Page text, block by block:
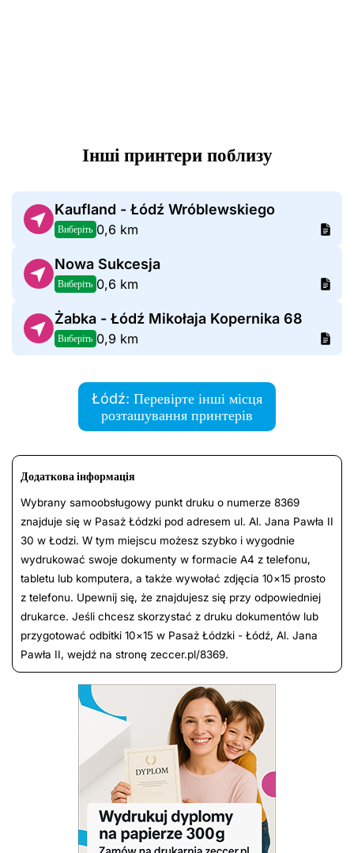
Інші принтери поблизу
Kaufland - Łódź Wróblewskiego
Виберіть 0,6 km
Nowa Sukcesja
Виберіть 0,6 km
Żabka - Łódź Mikołaja Kopernika 68
Виберіть 0,9 km
Łódź: Перевірте інші місця
розташування принтерів
Додаткова інформація
Wybrany samoobsługowy punkt druku o numerze 8369
znajduje się w Pasaż Łódzki pod adresem ul. Al. Ja­na Paw­ła II
30 w Łodzi. W tym miejscu możesz szybko i wygodnie
wydrukować swoje dokumenty w formacie A4 z telefonu,
tabletu lub komputera, a także wywołać zdjęcia 10×15 prosto
z telefonu. Upewnij się, że znajdujesz się przy odpowiedniej
drukarce. Jeśli chcesz skorzystać z druku dokumentów lub
przygotować odbitki 10×15 w Pasaż Łódzki - Łódź, Al. Ja­na
Pawła II, wejdź na stronę zeccer.pl/8369.